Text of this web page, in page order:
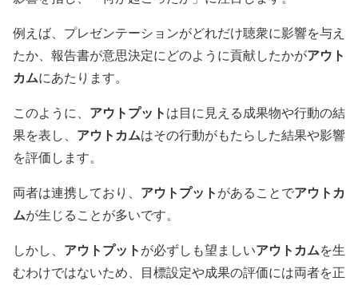
例えば、プレゼンテーションがどれだけ聴衆に影響を与え
たか、報告書が意思決定にどのように貢献したかがアウト
カムにあたります。
このように、 アウトプットは目に見える成果物や行動の結
果を表し、 アウトカムはその行動がもたらした結果や影響
を評価します。
両者は連携しており、 アウトプットがあることでアウトカ
ムが生じることが多いです。
しかし、 アウトプットが必ずしも望ましいアウトカムを生
むわけではないため、目標設定や成果の評価には両者を正